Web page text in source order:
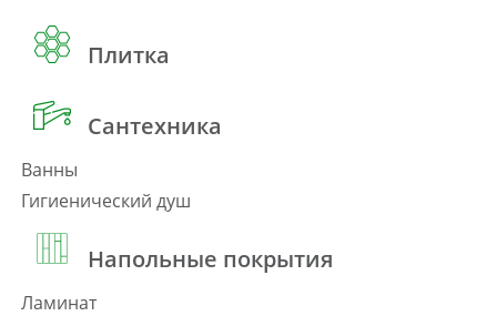
Плитка
Сантехника
Ванны
Гигиенический душ
Напольные покрытия
Ламинат